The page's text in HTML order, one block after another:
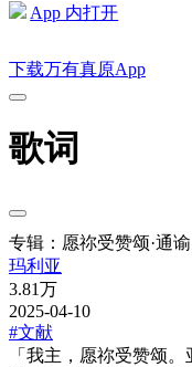
App 内打开
下载万有真原App
歌词
专辑：愿祢受赞颂·通谕
玛利亚
3.81万
2025-04-10
#文献
「我主，愿祢受赞颂